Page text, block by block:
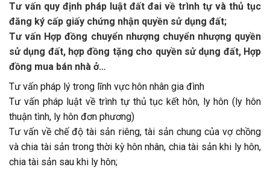
Tư vấn quy định pháp luật đất đai về trình tự và thủ tục
đăng ký cấp giấy chứng nhận quyền sử dụng đất;
Tư vấn Hợp đồng chuyển nhượng chuyển nhượng quyền
sử dụng đất, hợp đồng tặng cho quyền sử dụng đất, Hợp
đồng mua bán nhà ở…
Tư vấn pháp lý trong lĩnh vực hôn nhân gia đình
Tư vấn pháp luật về trình tự thủ tục kết hôn, ly hôn (ly hôn
thuận tình, ly hôn đơn phương)
Tư vấn về chế độ tài sản riêng, tài sản chung của vợ chồng
và chia tài sản trong thời kỳ hôn nhân, chia tài sản khi ly hôn,
chia tài sản sau khi ly hôn;